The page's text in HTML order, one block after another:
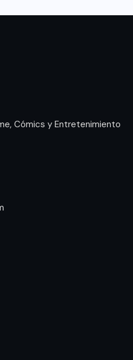
Cómics y Entretenimiento